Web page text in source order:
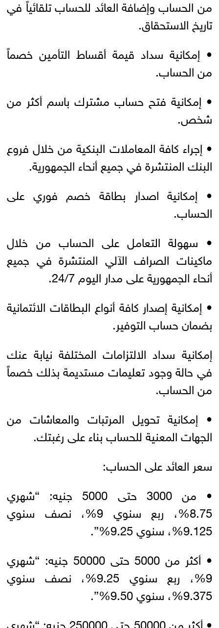
من الحساب وإضافة العائد للحساب تلقائياً في
تاريخ الاستحقاق.
• إمكانية سداد قيمة أقساط التأمين خصماً
من الحساب.
• إمكانية فتح حساب مشترك باسم أكثر من
شخص.
• إجراء كافة المعاملات البنكية من خلال فروع
البنك المنتشرة في جميع أنحاء الجمهورية.
• إمكانية اصدار بطاقة خصم فوري على
الحساب.
• سهولة التعامل على الحساب من خلال
ماكينات الصراف الآلي المنتشرة في جميع
أنحاء الجمهورية على مدار اليوم 24/7.
• إمكانية إصدار كافة أنواع البطاقات الائتمانية
بضمان حساب التوفير.
إمكانية سداد الالتزامات المختلفة نيابة عنك
في حالة وجود تعليمات مستديمة بذلك خصماً
من الحساب.
• إمكانية تحويل المرتبات والمعاشات من
الجهات المعنية للحساب بناء على رغبتك.
سعر العائد على الحساب:
• من 3000 حتى 5000 جنيه: “شهري
8.75%، ربع سنوي 9%، نصف سنوي
9.125%، سنوي 9.25%”.
• أكثر من 5000 حتى 50000 جنيه: “شهري
9%، ربع سنوي 9.25%، نصف سنوي
9.375%، سنوي 9.50%”.
• أكثر من 50000 حتى 250000 جنيه: “شهري